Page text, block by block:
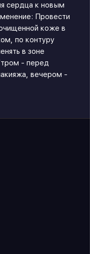
сердца к новым
Провести
коже в
по контуру
в зоне
- перед
вечером -